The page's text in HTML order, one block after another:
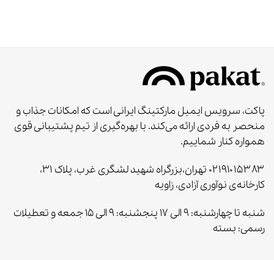
پاکت، سرویس ایمیل مارکتینگ ایرانی است که امکانات جذاب و
منحصر به‌ فردی ارائه می‌کند. با بهره‌گیری از تیم پشتیبانی قوی
همواره کنار شماییم.
۰۲۱۹۱۰۱۵۳۸۳ تهران،بزرگراه شهید لشگری غرب، پلاک ۳۱،
کارخانه‌ی نوآوری آزادی، زاویه
شنبه تا چهارشنبه: ۹ الی ۱۷ پنجشنبه: ۹ الی ۱۵ جمعه و تعطیلات
رسمی: بسته